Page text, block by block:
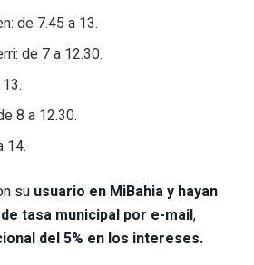
de 7.45 a 13.
de 7 a 12.30.
8 a 12.30.
14.
su usuario en MiBahia y hayan
tasa municipal por e-mail,
del 5% en los intereses.